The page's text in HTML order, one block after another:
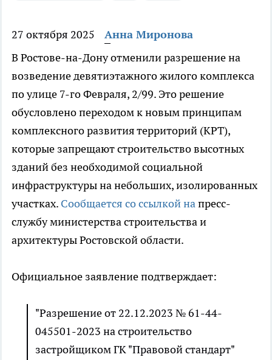
27 октября 2025
Анна Миронова
В Ростове-на-Дону отменили разрешение на
возведение девятиэтажного жилого комплекса
по улице 7-го Февраля, 2/99. Это решение
обусловлено переходом к новым принципам
комплексного развития территорий (КРТ),
которые запрещают строительство высотных
зданий без необходимой социальной
инфраструктуры на небольших, изолированных
участках. Сообщается со ссылкой напресс-
службу министерства строительства и
архитектуры Ростовской области.
Официальное заявление подтверждает:
"Разрешение от 22.12.2023 № 61-44-
045501-2023 на строительство
застройщиком ГК "Правовой стандарт"